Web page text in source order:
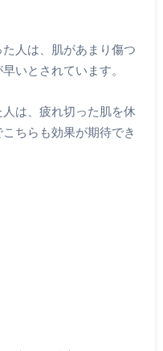
人は、肌があまり傷つ
いとされています。
は、疲れ切った肌を休
ちらも効果が期待でき